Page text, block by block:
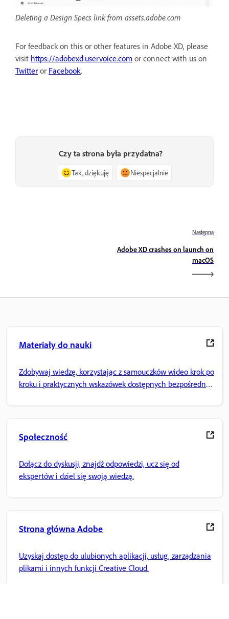
Deleting a Design Specs link from assets.adobe.com
For feedback on this or other features in Adobe XD, please
visit https://adobexd.uservoice.com or connect with us on
Twitter or Facebook.
Czy ta strona była przydatna?
Tak, dziękuję Niespecjalnie
Następna
Adobe XD crashes on launch on
macOS
Materiały do nauki
Zdobywaj wiedzę, korzystając z samouczków wideo krok po
kroku i praktycznych wskazówek dostępnych bezpośrednio
Społeczność
Dołącz do dyskusji, znajdź odpowiedzi, ucz się od
ekspertów i dziel się swoją wiedzą.
Strona główna Adobe
Uzyskaj dostęp do ulubionych aplikacji, usług, zarządzania
plikami i innych funkcji Creative Cloud.